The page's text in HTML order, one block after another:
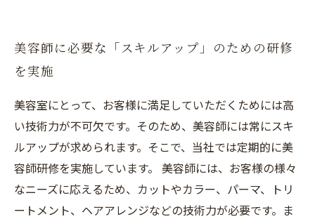
美容師に必要な「スキルアップ」のための研修
を実施
美容室にとって、お客様に満足していただくためには高
い技術力が不可欠です。そのため、美容師には常にスキ
ルアップが求められます。そこで、当社では定期的に美
容師研修を実施しています。 美容師には、お客様の様々
なニーズに応えるため、カットやカラー、パーマ、トリ
ートメント、ヘアアレンジなどの技術力が必要です。ま